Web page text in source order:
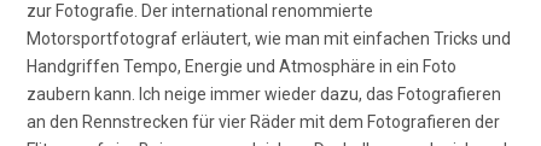
zur Fotografie. Der international renommierte
Motorsportfotograf erläutert, wie man mit einfachen Tricks und
Handgriffen Tempo, Energie und Atmosphäre in ein Foto
zaubern kann. Ich neige immer wieder dazu, das Fotografieren
an den Rennstrecken für vier Räder mit dem Fotografieren der